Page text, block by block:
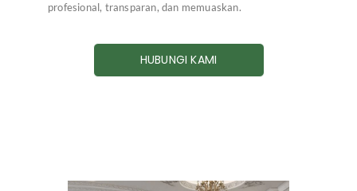
profesional, transparan, dan memuaskan.
HUBUNGI KAMI